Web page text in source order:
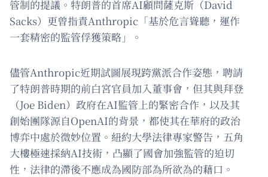
管制的提議。特朗普的首席AI顧問薩克斯（David
Sacks）更曾指責Anthropic「基於危言聳聽，運作
一套精密的監管俘獲策略」。
儘管Anthropic近期試圖展現跨黨派合作姿態，聘請
了特朗普時期的前白宮官員加入董事會，但其與拜登
（Joe Biden）政府在AI監管上的緊密合作，以及其
創始團隊源自OpenAI的背景，都使其在華府的政治
博弈中處於微妙位置。紐約大學法律專家警告，五角
大樓極速採納AI技術，凸顯了國會加強監管的迫切
性，法律的滯後不應成為國防部為所欲為的藉口。